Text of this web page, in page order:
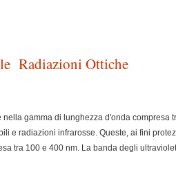
Radiazioni Ottiche
gamma di lunghezza d'onda compresa
e radiazioni infrarosse. Queste, ai fini
tra 100 e 400 nm. La banda degli